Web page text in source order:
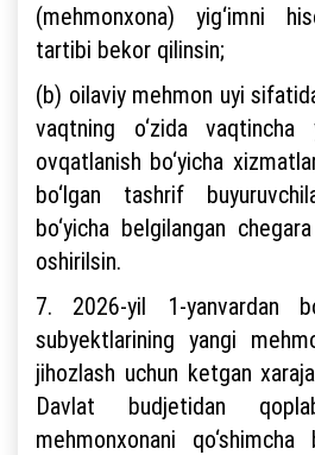
(mehmonxona) yig‘imni
tartibi bekor qilinsin;
(b) oilaviy mehmon uyi
vaqtning o‘zida
ovqatlanish bo‘yicha
bo‘lgan tashrif
bo‘yicha belgilangan
oshirilsin.
7. 2026-yil 1-yanvardan
subyektlarining yangi
jihozlash uchun ketgan
Davlat budjetidan
mehmonxonani